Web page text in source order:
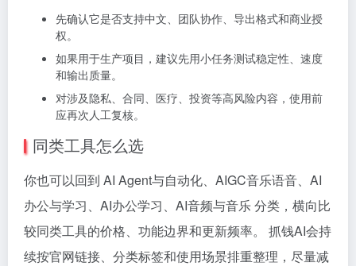
先确认它是否支持中文、团队协作、导出格式和商业授
权。
如果用于生产项目，建议先用小任务测试稳定性、速度
和输出质量。
对涉及隐私、合同、医疗、投资等高风险内容，使用前
应再次人工复核。
同类工具怎么选
你也可以回到 AI Agent与自动化、AIGC音乐语音、AI
办公与学习、AI办公学习、AI音频与音乐 分类，横向比
较同类工具的价格、功能边界和更新频率。 抓钱AI会持
续按官网链接、分类标签和使用场景排重整理，尽量减